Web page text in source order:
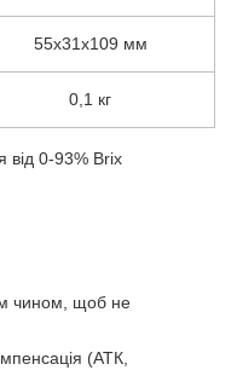
55х31х109 мм
0,1 кг
від 0-93% Brix
чином, щоб не
(АТК,